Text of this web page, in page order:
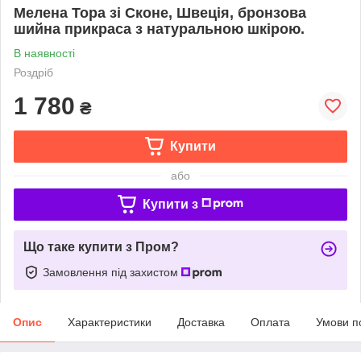
Мелена Тора зі Сконе, Швеція, бронзова
шийна прикраса з натуральною шкірою.
В наявності
Роздріб
1 780 ₴
Купити
або
Купити з
Що таке купити з Пром?
Замовлення під захистом
Опис Характеристики Доставка Оплата Умови